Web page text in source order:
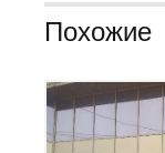
Похожие